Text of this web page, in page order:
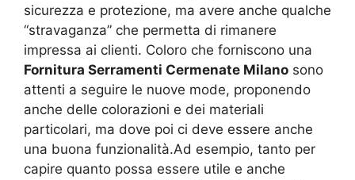
sicurezza e protezione, ma avere anche qualche
“stravaganza” che permetta di rimanere
impressa ai clienti. Coloro che forniscono una
Fornitura Serramenti Cermenate Milano sono
attenti a seguire le nuove mode, proponendo
anche delle colorazioni e dei materiali
particolari, ma dove poi ci deve essere anche
una buona funzionalità.Ad esempio, tanto per
capire quanto possa essere utile e anche